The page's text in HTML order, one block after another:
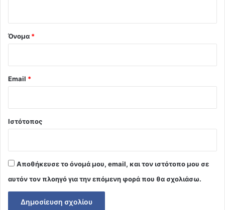
Όνομα *
Email *
Ιστότοπος
Αποθήκευσε το όνομά μου, email, και τον ιστότοπο μου σε
αυτόν τον πλοηγό για την επόμενη φορά που θα σχολιάσω.